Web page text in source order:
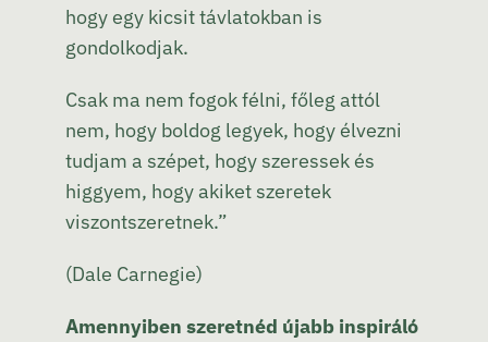
hogy egy kicsit távlatokban is
gondolkodjak.
Csak ma nem fogok félni, főleg attól
nem, hogy boldog legyek, hogy élvezni
tudjam a szépet, hogy szeressek és
higgyem, hogy akiket szeretek
viszontszeretnek.”
(Dale Carnegie)
Amennyiben szeretnéd újabb inspiráló